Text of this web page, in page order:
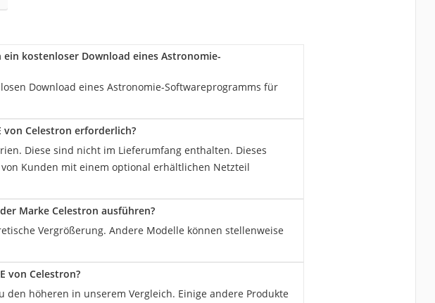
ein kostenloser Download eines Astronomie-
Download eines Astronomie-Softwareprogramms für
von Celestron erforderlich?
Diese sind nicht im Lieferumfang enthalten. Dieses
Kunden mit einem optional erhältlichen Netzteil
Marke Celestron ausführen?
Vergrößerung. Andere Modelle können stellenweise
von Celestron?
den höheren in unserem Vergleich. Einige andere Produkte